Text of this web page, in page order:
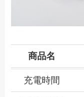
商品名
充電時間